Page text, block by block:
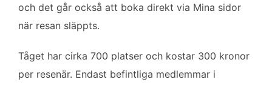
och det går också att boka direkt via Mina sidor
när resan släppts.
Tåget har cirka 700 platser och kostar 300 kronor
per resenär. Endast befintliga medlemmar i